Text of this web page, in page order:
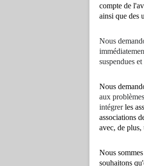
compte de
ainsi que des
Nous
suspendues
Nous
aux
intégrer les
associations
avec, de
Nous
souhaitons